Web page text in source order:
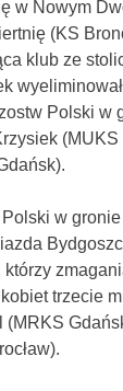
w Nowym
(KS
klub ze
Polski w
w
którzy
trzecie